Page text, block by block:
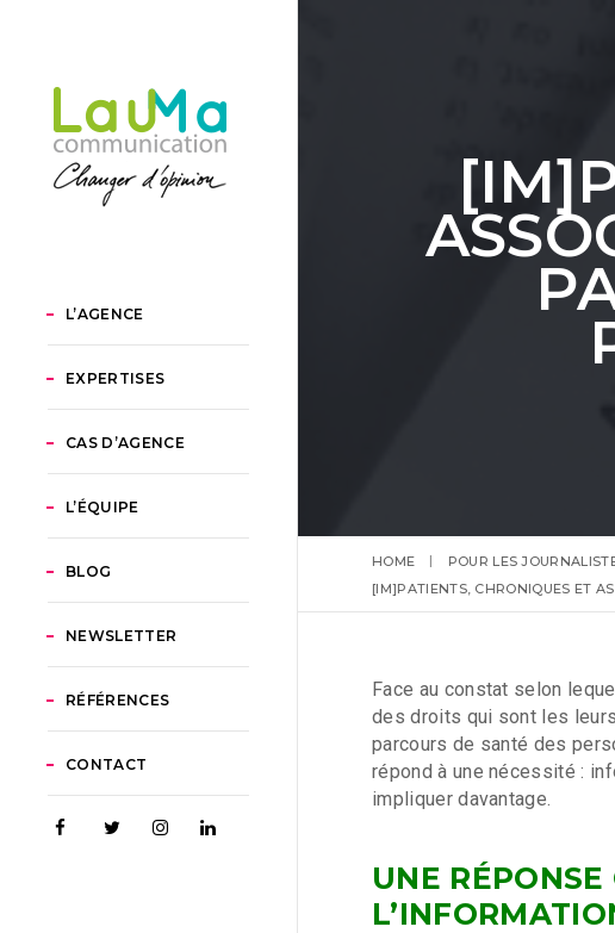
L’AGENCE
EXPERTISES
CAS D’AGENCE
L’ÉQUIPE
BLOG
NEWSLETTER
RÉFÉRENCES
CONTACT
HOME
POUR LES
[IM]PATIENTS, CHRONIQUES ET
Face au constat selon
des droits qui sont les
parcours de santé des
répond à une nécessité :
impliquer davantage.
UNE